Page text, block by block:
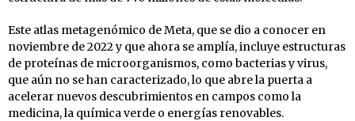
Este atlas metagenómico de Meta, que se dio a conocer en
noviembre de 2022 y que ahora se amplía, incluye estructuras
de proteínas de microorganismos, como bacterias y virus,
que aún no se han caracterizado, lo que abre la puerta a
acelerar nuevos descubrimientos en campos como la
medicina, la química verde o energías renovables.